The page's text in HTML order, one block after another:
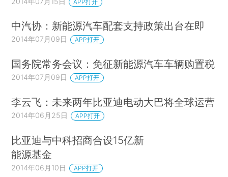
APP打开
中汽协：新能源汽车配套支持政策出台在即
2014年07月09日 APP打开
国务院常务会议：免征新能源汽车车辆购置税
2014年07月09日 APP打开
李云飞：未来两年比亚迪电动大巴将全球运营
2014年06月25日 APP打开
比亚迪与中科招商合设15亿新
能源基金
2014年06月10日 APP打开